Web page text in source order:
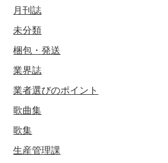
月刊誌
未分類
梱包・発送
業界誌
業者選びのポイント
歌曲集
歌集
生産管理課